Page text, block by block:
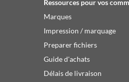
Ressources pour vos
Marques
Impression / marquage
Preparer fichiers
Guide d'achats
Délais de livraison